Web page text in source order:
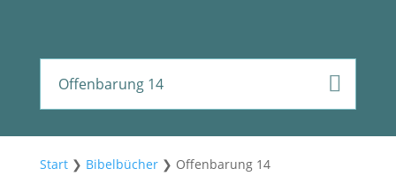
Offenbarung 14
Start❯ Bibelbücher❯ Offenbarung 14